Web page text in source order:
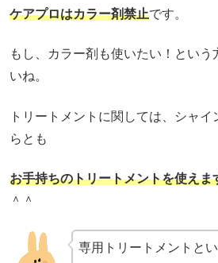
ケアプロはカラー剤禁止です。
もし、カラー剤も使いたい！という
いね。
トリートメントに関しては、シャ
らとも
お手持ちのトリートメントを使えま
＾＾
専用トリートメントと